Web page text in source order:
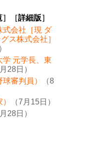
］［詳細版］
式会社［現 ダ
ス株式会社］
学 元学長、東
28日）
審判員）
（8
（7月15日）
28日）